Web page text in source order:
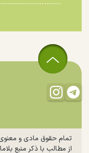
تمام حقوق مادی و
از مطالب با ذکر منبع